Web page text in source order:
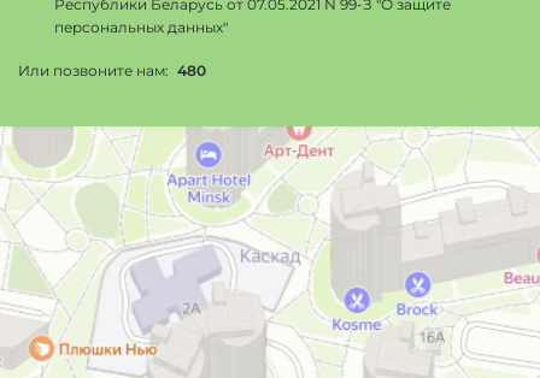
Или позвоните нам: 480
Республики Беларусь от 07.05.2021 N 99-З "О защите
персональных данных"